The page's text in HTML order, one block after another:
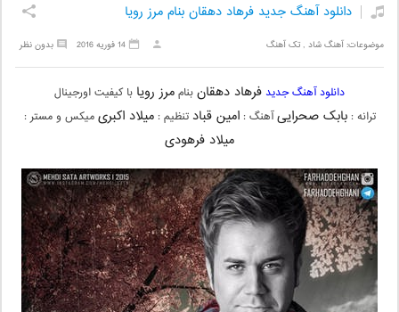
دانلود آهنگ جدید فرهاد دهقان بنام مرز رویا
موضوعات:آهنگ شاد ,تک آهنگ بدون نظر 14 فوریه 2016
دانلود آهنگ جدید فرهاد دهقانبناممرز رویا با کیفیت اورجینال
ترانه :بابک صحراییآهنگ :امین قباد تنظیم :میلاد اکبریمیکس و مستر :
میلاد فرهودی